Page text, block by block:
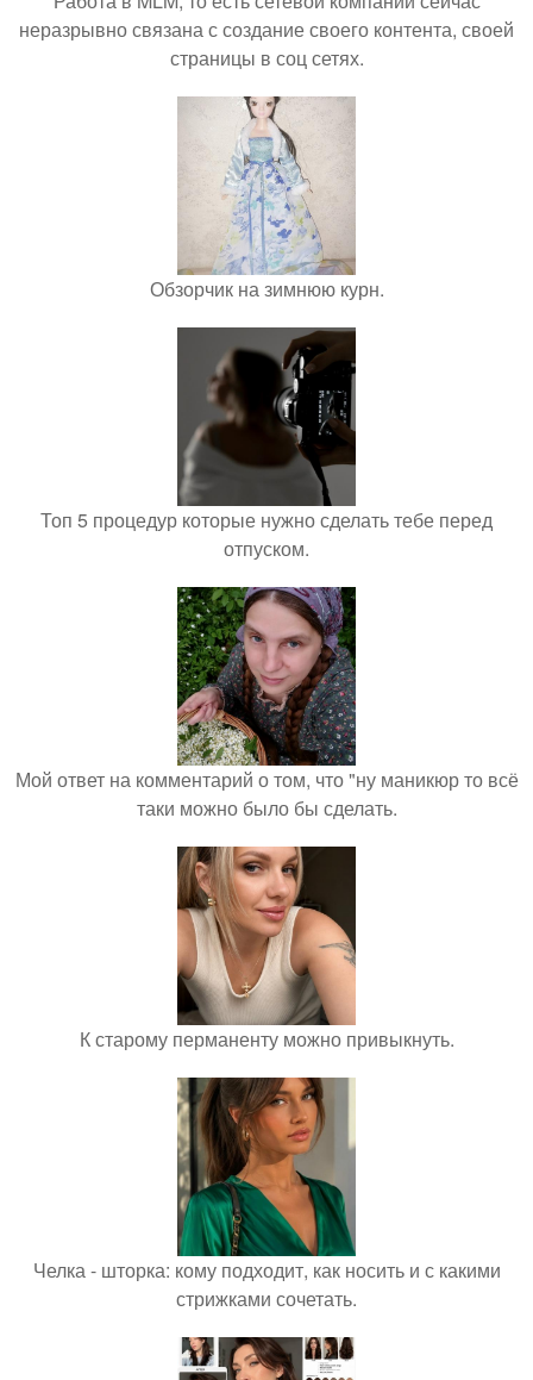
неразрывно связана с создание своего контента, своей
страницы в соц сетях.
Обзорчик на зимнюю курн.
Топ 5 процедур которые нужно сделать тебе перед
отпуском.
Мой ответ на комментарий о том, что "ну маникюр то всё
таки можно было бы сделать.
К старому перманенту можно привыкнуть.
Челка - шторка: кому подходит, как носить и с какими
стрижками сочетать.